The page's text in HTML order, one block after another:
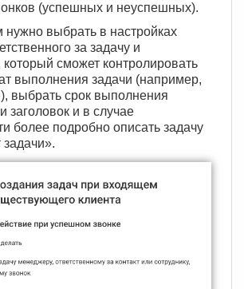
(успешных и неуспешных).
нужно выбрать в настройках
за задачу и
сможет контролировать
выполнения задачи (например,
выбрать срок выполнения
заголовок и в случае
более подробно описать задачу
задачи».